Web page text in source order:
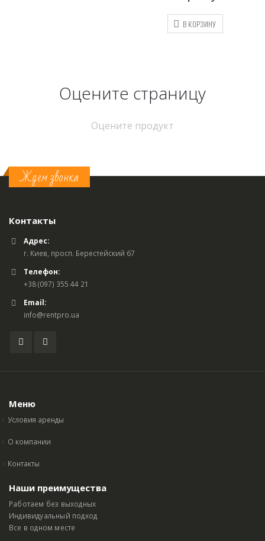
В КОРЗИНУ
Оцените страницу
Оцените продукт
Ждем звонка
Контакты
Адрес:
г. Киев, просп. Берестейский 67
Телефон:
+38 (097) 355 44 21
Email:
info@rentpro.ua
Меню
Условия аренды
О компании
Контакты
Наши преимущества
Работаем без выходных
Индивидуальный подход
Все в одном месте